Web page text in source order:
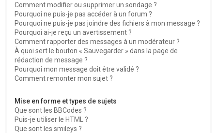
Comment modifier ou supprimer un sondage ?
Pourquoi ne puis-je pas accéder à un forum ?
Pourquoi ne puis-je pas joindre des fichiers à mon message ?
Pourquoi ai-je reçu un avertissement ?
Comment rapporter des messages à un modérateur ?
À quoi sert le bouton « Sauvegarder » dans la page de
rédaction de message ?
Pourquoi mon message doit être validé ?
Comment remonter mon sujet ?
Mise en forme et types de sujets
Que sont les BBCodes ?
Puis-je utiliser le HTML ?
Que sont les smileys ?